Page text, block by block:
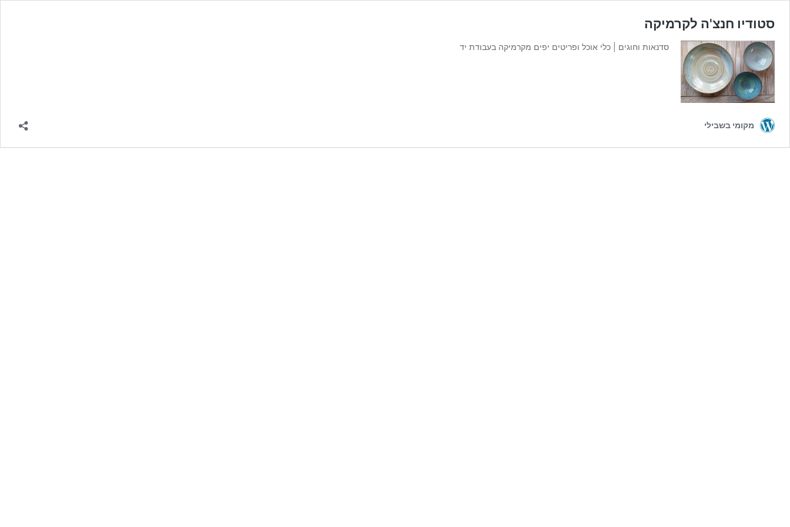
סטודיו חנצ'ה לקרמיקה
סדנאות וחוגים | כלי אוכל ופריטים יפים מקרמיקה בעבודת יד
מקומי בשבילי